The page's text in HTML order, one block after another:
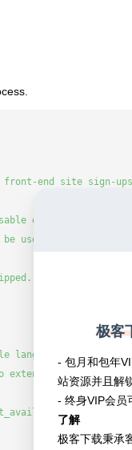
极客
- 包月和包年
站资源并且解
- 终身VIP会员
了解
极客下载秉承